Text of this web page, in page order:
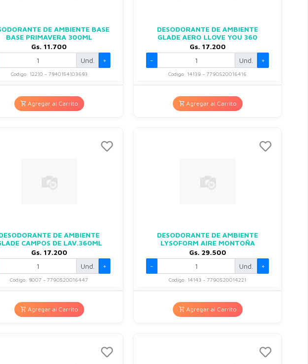
DE AMBIENTE BASE
BASE PRIMAVERA 300ML
Gs. 11.700
Und. +
Codigo: 12210 - 7840154103683
Agregar al Carrito
DESODORANTE DE AMBIENTE
GLADE AERO LLOVE YOU 360
Gs. 17.200
-
Und. +
Codigo: 14139 - 7790520016416
Agregar al Carrito
DE AMBIENTE
CAMPOS DE LAV.360ML
Gs. 17.200
Und. +
Codigo: 8007 - 7790520016447
Agregar al Carrito
DESODORANTE DE AMBIENTE
LYSOFORM AIRE MONTOÑA
Gs. 29.500
-
Und. +
Codigo: 14143 - 7790520014221
Agregar al Carrito